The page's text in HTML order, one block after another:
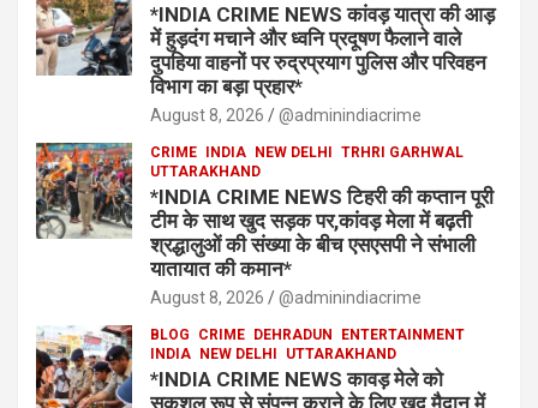
*INDIA CRIME NEWS कांवड़ यात्रा की आड़
में हुड़दंग मचाने और ध्वनि प्रदूषण फैलाने वाले
दुपहिया वाहनों पर रुद्रप्रयाग पुलिस और परिवहन
विभाग का बड़ा प्रहार*
August 8, 2026 @adminindiacrime
CRIME INDIA NEW DELHI TRHRI GARHWAL
UTTARAKHAND
*INDIA CRIME NEWS टिहरी की कप्तान पूरी
टीम के साथ खुद सड़क पर,कांवड़ मेला में बढ़ती
श्रद्धालुओं की संख्या के बीच एसएसपी ने संभाली
यातायात की कमान*
August 8, 2026 @adminindiacrime
BLOG CRIME DEHRADUN
ENTERTAINMENT
INDIA NEW DELHI UTTARAKHAND
*INDIA CRIME NEWS कावड़ मेले को
सकुशल रूप से संपन्न कराने के लिए खुद मैदान में